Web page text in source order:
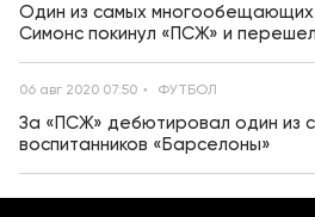
Один из самых
Симонс покинул «ПСЖ» и
06 авг 2020 07:50 ФУТБОЛ
За «ПСЖ» дебютировал один из
воспитанников «Барселоны»